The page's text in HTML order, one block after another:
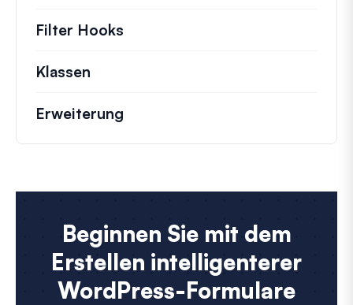
Filter Hooks
Klassen
Erweiterung
Beginnen Sie mit dem
Erstellen intelligenterer
WordPress-Formulare